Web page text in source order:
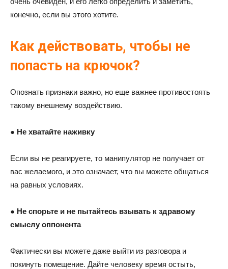
конечно, если вы этого хотите.
Как действовать, чтобы не
попасть на крючок?
Опознать признаки важно, но еще важнее противостоять
такому внешнему воздействию.
● Не хватайте наживку
Если вы не реагируете, то манипулятор не получает от
вас желаемого, и это означает, что вы можете общаться
на равных условиях.
● Не спорьте и не пытайтесь взывать к здравому
смыслу оппонента
Фактически вы можете даже выйти из разговора и
покинуть помещение. Дайте человеку время остыть,